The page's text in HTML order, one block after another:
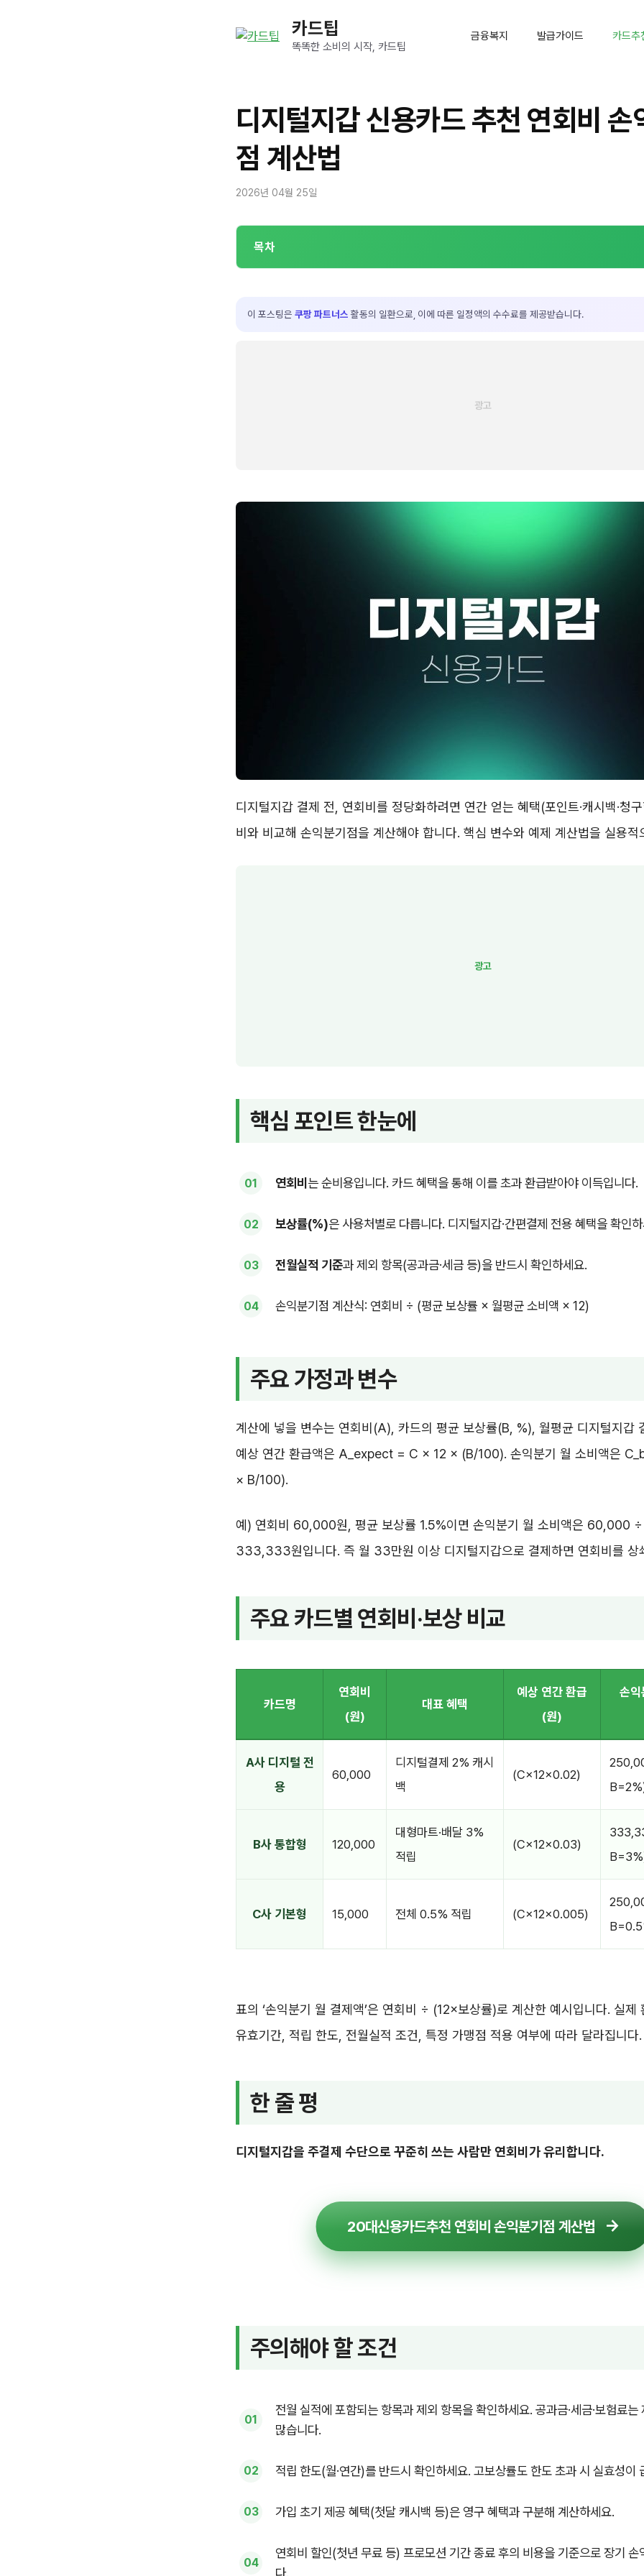
카드팁
똑똑한 소비의 시작, 카드팁
금융복지 발급가이드 카드추
디지털지갑 신용카드 추천 연회비 손
점 계산법
2026년 04월 25일
목차
이 포스팅은 쿠팡 파트너스 활동의 일환으로, 이에 따른 일정액의 수수료를 제공받습니다.
디지털지갑 결제 전, 연회비를 정당화하려면 연간 얻는 혜택(포인트·캐시백·청
비와 비교해 손익분기점을 계산해야 합니다. 핵심 변수와 예제 계산법을 실용적
핵심 포인트 한눈에
연회비 는 순비용입니다. 카드 혜택을 통해 이를 초과 환급받아야 이득입니다.
보상률(%)은 사용처별로 다릅니다. 디지털지갑·간편결제 전용 혜택을 확인
전월실적 기준과 제외 항목(공과금·세금 등)을 반드시 확인하세요.
손익분기점 계산식: 연회비 ÷ (평균 보상률 × 월평균 소비액 × 12)
주요 가정과 변수
계산에 넣을 변수는 연회비(A), 카드의 평균 보상률(B, %), 월평균 디지털지갑
예상 연간 환급액은 A_expect = C × 12 × (B/100). 손익분기 월 소비액은
× B/100).
예) 연회비 60,000원, 평균 보상률 1.5%이면 손익분기 월 소비액은 60,000
333,333원입니다. 즉 월 33만원 이상 디지털지갑으로 결제하면 연회비를 상
주요 카드별 연회비·보상 비교
카드명
연회비
(원)
대표 혜택
예상 연간 환급
(원)
손익
A사 디지털 전
용
60,000
디지털결제 2% 캐시
백
(C×12×0.02)
B사 통합형 120,000
대형마트·배달 3%
적립
(C×12×0.03)
C사 기본형 15,000 전체 0.5% 적립 (C×12×0.005)
표의 ‘손익분기 월 결제액’은 연회비 ÷ (12×보상률)로 계산한 예시입니다. 실제
유효기간, 적립 한도, 전월실적 조건, 특정 가맹점 적용 여부에 따라 달라집니다.
한 줄 평
디지털지갑을 주결제 수단으로 꾸준히 쓰는 사람만 연회비가 유리합니다.
20대신용카드추천 연회비 손익분기점 계산법
주의해야 할 조건
전월 실적에 포함되는 항목과 제외 항목을 확인하세요. 공과금·세금·보험료는
많습니다.
적립 한도(월·연간)를 반드시 확인하세요. 고보상률도 한도 초과 시 실효성이
가입 초기 제공 혜택(첫달 캐시백 등)은 영구 혜택과 구분해 계산하세요.
연회비 할인(첫년 무료 등) 프로모션 기간 종료 후의 비용을 기준으로 장기 손
다.